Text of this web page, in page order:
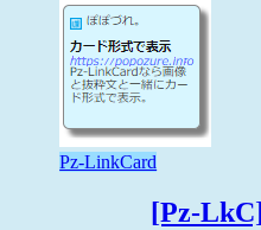
Pz-LinkCard
[Pz-LkC]